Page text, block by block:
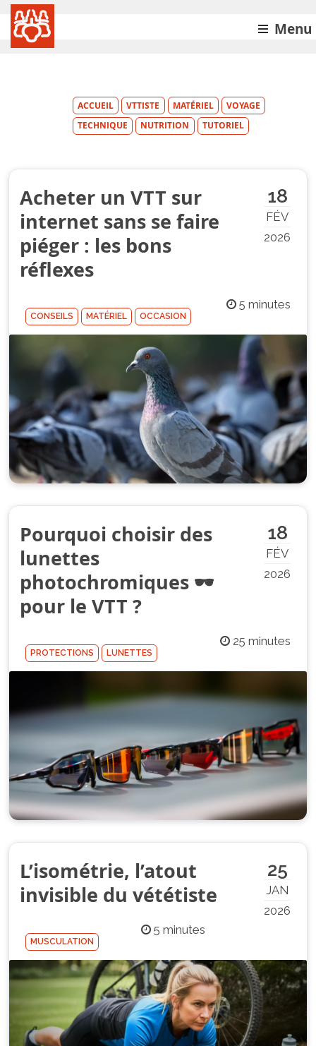
Menu
ACCUEIL VTTISTE MATÉRIEL
VOYAGE
TECHNIQUE
NUTRITION TUTORIEL
18
FÉV
2026
Acheter un VTT sur
internet sans se faire
piéger : les bons
réflexes
5 minutes
CONSEILS MATÉRIEL OCCASION
18
FÉV
2026
Pourquoi choisir des
lunettes
photochromiques 🕶
pour le VTT ?
25 minutes
PROTECTIONS LUNETTES
25
JAN
2026
L’isométrie, l’atout
invisible du vététiste
5 minutes
MUSCULATION